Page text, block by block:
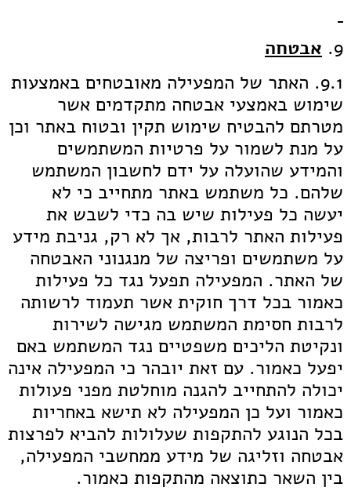
9. אבטחה
9.1. האתר של המפעילה מאובטחים באמצעות
שימוש באמצעי אבטחה מתקדמים אשר
מטרתם להבטיח שימוש תקין ובטוח באתר וכן
על מנת לשמור על פרטיות המשתמשים
והמידע שהועלה על ידם לחשבון המשתמש
שלהם. כל משתמש באתר מתחייב כי לא
יעשה כל פעילות שיש בה כדי לשבש את
פעילות האתר לרבות, אך לא רק, גניבת מידע
על משתמשים ופריצה של מנגנוני האבטחה
של האתר. המפעילה תפעל נגד כל פעילות
כאמור בכל דרך חוקית אשר תעמוד לרשותה
לרבות חסימת המשתמש מגישה לשירות
ונקיטת הליכים משפטיים נגד המשתמש באם
יפעל כאמור. עם זאת יובהר כי המפעילה אינה
יכולה להתחייב להגנה מוחלטת מפני פעולות
כאמור ועל כן המפעילה לא תישא באחריות
בכל הנוגע להתקפות שעלולות להביא לפרצות
אבטחה וזליגה של מידע ממחשבי המפעילה,
בין השאר כתוצאה מהתקפות כאמור.